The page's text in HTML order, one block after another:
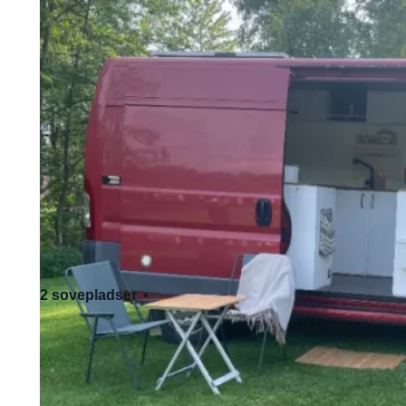
2 sovepladser 3 siddepladser
Standard kørekort - kat. B